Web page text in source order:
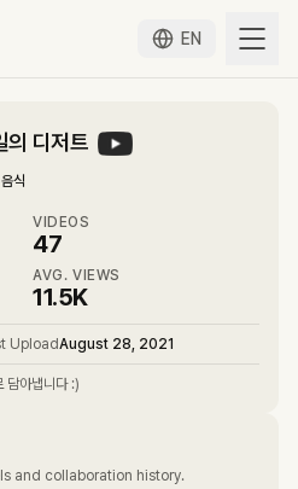
EN
의 디저트
음식
VIDEOS
47
AVG. VIEWS
11.5K
UploadAugust 28, 2021
담아냅니다 :)
and collaboration history.